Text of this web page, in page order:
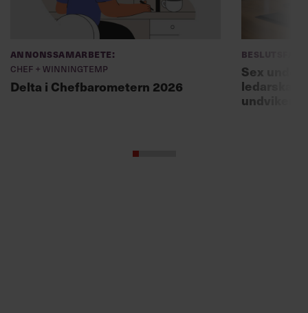
Annonssamarbete:
Chef + Winningtemp
Delta i Chefbarometern 2026
undviker